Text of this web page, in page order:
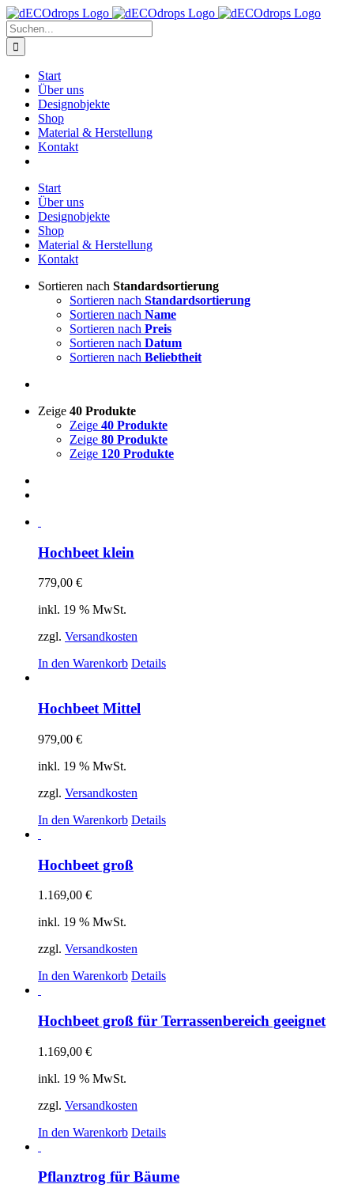
Zum
Inhalt
springen
Suche
nach:
Start
Über uns
Designobjekte
Shop
Material & Herstellung
Kontakt
Start
Über uns
Designobjekte
Shop
Material & Herstellung
Kontakt
Sortieren nach Standardsortierung
Sortieren nach Standardsortierung
Sortieren nach Name
Sortieren nach Preis
Sortieren nach Datum
Sortieren nach Beliebtheit
Zeige 40 Produkte
Zeige 40 Produkte
Zeige 80 Produkte
Zeige 120 Produkte
Hochbeet klein
779,00 €
inkl. 19 % MwSt.
zzgl. Versandkosten
In den Warenkorb Details
Hochbeet Mittel
979,00 €
inkl. 19 % MwSt.
zzgl. Versandkosten
In den Warenkorb Details
Hochbeet groß
1.169,00 €
inkl. 19 % MwSt.
zzgl. Versandkosten
In den Warenkorb Details
Hochbeet groß für Terrassenbereich geeignet
1.169,00 €
inkl. 19 % MwSt.
zzgl. Versandkosten
In den Warenkorb Details
Pflanztrog für Bäume